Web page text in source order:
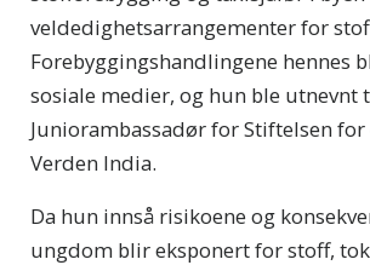
veldedighetsarrangementer for
Forebyggingshandlingene hennes
sosiale medier, og hun ble utnevnt
Juniorambassadør for Stiftelsen for
Verden India.
Da hun innså risikoene og
ungdom blir eksponert for stoff,